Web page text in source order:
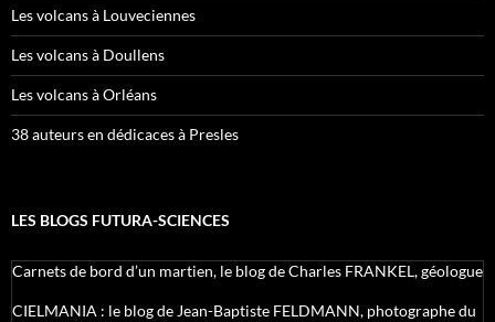
Les volcans à Louveciennes
Les volcans à Doullens
Les volcans à Orléans
38 auteurs en dédicaces à Presles
LES BLOGS FUTURA-SCIENCES
Carnets de bord d’un martien, le blog de Charles FRANKEL, géologue
CIELMANIA : le blog de Jean-Baptiste FELDMANN, photographe du